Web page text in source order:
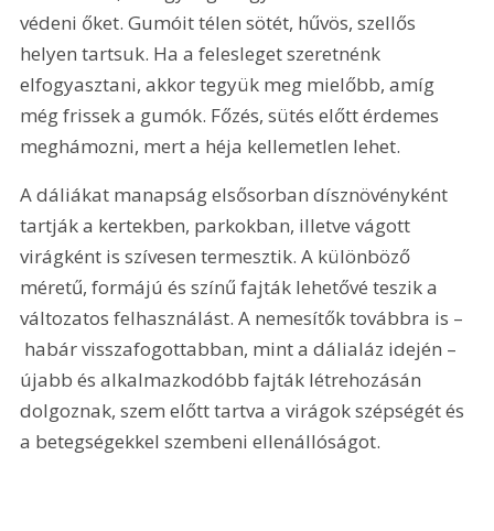
védeni őket. Gumóit télen sötét, hűvös, szellős
helyen tartsuk. Ha a felesleget szeretnénk
elfogyasztani, akkor tegyük meg mielőbb, amíg
még frissek a gumók. Főzés, sütés előtt érdemes
meghámozni, mert a héja kellemetlen lehet.
A dáliákat manapság elsősorban dísznövényként
tartják a kertekben, parkokban, illetve vágott
virágként is szívesen termesztik. A különböző
méretű, formájú és színű fajták lehetővé teszik a
változatos felhasználást. A nemesítők továbbra is –
habár visszafogottabban, mint a dálialáz idején –
újabb és alkalmazkodóbb fajták létrehozásán
dolgoznak, szem előtt tartva a virágok szépségét és
a betegségekkel szembeni ellenállóságot.